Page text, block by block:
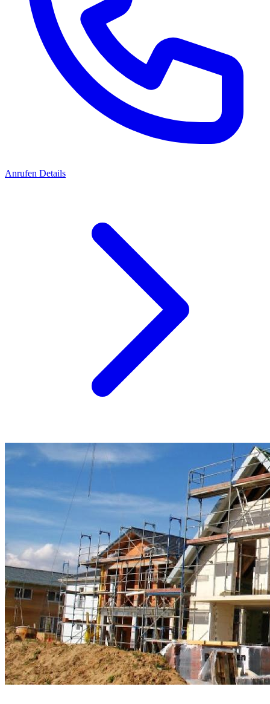
Anrufen Details